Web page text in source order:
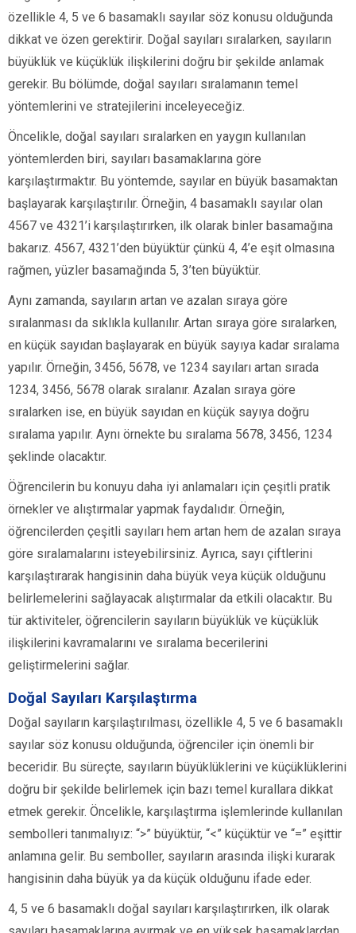
özellikle 4, 5 ve 6 basamaklı sayılar söz konusu olduğunda
dikkat ve özen gerektirir. Doğal sayıları sıralarken, sayıların
büyüklük ve küçüklük ilişkilerini doğru bir şekilde anlamak
gerekir. Bu bölümde, doğal sayıları sıralamanın temel
yöntemlerini ve stratejilerini inceleyeceğiz.
Öncelikle, doğal sayıları sıralarken en yaygın kullanılan
yöntemlerden biri, sayıları basamaklarına göre
karşılaştırmaktır. Bu yöntemde, sayılar en büyük basamaktan
başlayarak karşılaştırılır. Örneğin, 4 basamaklı sayılar olan
4567 ve 4321’i karşılaştırırken, ilk olarak binler basamağına
bakarız. 4567, 4321’den büyüktür çünkü 4, 4’e eşit olmasına
rağmen, yüzler basamağında 5, 3’ten büyüktür.
Aynı zamanda, sayıların artan ve azalan sıraya göre
sıralanması da sıklıkla kullanılır. Artan sıraya göre sıralarken,
en küçük sayıdan başlayarak en büyük sayıya kadar sıralama
yapılır. Örneğin, 3456, 5678, ve 1234 sayıları artan sırada
1234, 3456, 5678 olarak sıralanır. Azalan sıraya göre
sıralarken ise, en büyük sayıdan en küçük sayıya doğru
sıralama yapılır. Aynı örnekte bu sıralama 5678, 3456, 1234
şeklinde olacaktır.
Öğrencilerin bu konuyu daha iyi anlamaları için çeşitli pratik
örnekler ve alıştırmalar yapmak faydalıdır. Örneğin,
öğrencilerden çeşitli sayıları hem artan hem de azalan sıraya
göre sıralamalarını isteyebilirsiniz. Ayrıca, sayı çiftlerini
karşılaştırarak hangisinin daha büyük veya küçük olduğunu
belirlemelerini sağlayacak alıştırmalar da etkili olacaktır. Bu
tür aktiviteler, öğrencilerin sayıların büyüklük ve küçüklük
ilişkilerini kavramalarını ve sıralama becerilerini
geliştirmelerini sağlar.
Doğal Sayıları Karşılaştırma
Doğal sayıların karşılaştırılması, özellikle 4, 5 ve 6 basamaklı
sayılar söz konusu olduğunda, öğrenciler için önemli bir
beceridir. Bu süreçte, sayıların büyüklüklerini ve küçüklüklerini
doğru bir şekilde belirlemek için bazı temel kurallara dikkat
etmek gerekir. Öncelikle, karşılaştırma işlemlerinde kullanılan
sembolleri tanımalıyız: “>” büyüktür, “<” küçüktür ve “=” eşittir
anlamına gelir. Bu semboller, sayıların arasında ilişki kurarak
hangisinin daha büyük ya da küçük olduğunu ifade eder.
4, 5 ve 6 basamaklı doğal sayıları karşılaştırırken, ilk olarak